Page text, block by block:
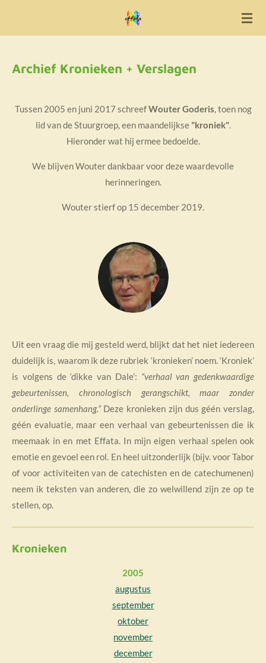
Archief Kronieken + Verslagen
Tussen 2005 en juni 2017 schreefWouter Goderis, toen nog
lid van de Stuurgroep, een maandelijkse"kroniek".
Hieronder wat hij ermee bedoelde.
We blijven Wouter dankbaar voor deze waardevolle
herinneringen.
Wouter stierf op 15 december 2019.
Uit een vraag die mij gesteld werd, blijkt dat het niet iedereen
duidelijk is, waarom ik deze rubriek ‘kronieken’ noem. ‘Kroniek’
is volgens de ‘dikke van Dale’: “verhaal van gedenkwaardige
gebeurtenissen, chronologisch gerangschikt, maar zonder
onderlinge samenhang.”Deze kronieken zijn dus géén verslag,
géén evaluatie, maar een verhaal van gebeurtenissen die ik
meemaak in en met Effata. In mijn eigen verhaal spelen ook
emotie en gevoel een rol. En heel uitzonderlijk (bijv. voor Tabor
of voor activiteiten van de catechisten en de catechumenen)
neem ik teksten van anderen, die zo welwillend zijn ze op te
stellen, op.
Kronieken
2005
augustus
september
oktober
november
december